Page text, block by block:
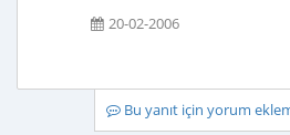
20-02-2006
Bu yanıt için yorum